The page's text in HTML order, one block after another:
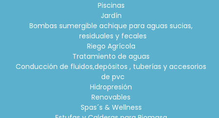
Piscinas
Jardín
Bombas sumergible achique para aguas sucias,
residuales y fecales
Riego Agrícola
Tratamiento de aguas
Conducción de fluidos,depósitos , tuberías y accesorios
de pvc
Hidropresión
Renovables
Spas´s & Wellness